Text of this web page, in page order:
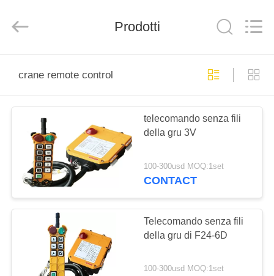
PRODOTTI
NOI
VISITA
DELLA
FABBRICA
Eqiupment
Co.,Ltd..
Reserved.
Prodotti
crane remote control
telecomando senza fili
della gru 3V
100-300usd MOQ:1set
CONTACT
Telecomando senza fili
della gru di F24-6D
100-300usd MOQ:1set